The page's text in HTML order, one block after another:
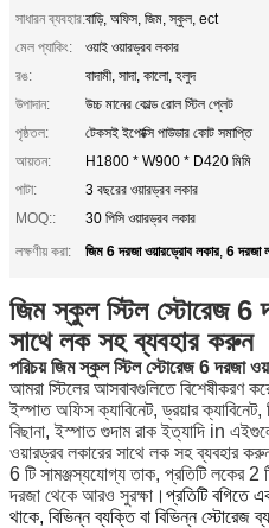
সাধারন ব্যবহার:বাড়ি, অফিস, জিম, স্কুল, ect
মেল প্যাকিং:
ওয়াই ওয়ারড্রব লকার
রঙ:
বাদামী, সাদা, কালো, হলুদ
উপাদান:
উচ্চ মানের কোল্ড রোল স্টিল প্লেট
পৃষ্ঠতল:
টেকসই ইপোক্সি পাউডার কোট সমাপ্তি
আয়তন:
H1800 * W900 * D420 মিমি
পাটা:
3 বছরের ওয়ারড্রব লকার
MOQ::
30 পিসি ওয়ারড্রব লকার
লক্ষণীয় করা:
জিম 6 দরজা ওয়ারড্রোব লকার, 6 দরজা
জিম স্কুল স্টিল স্টোরেজ 6
সাথে লক সহ ব্যবহার করুন
পরিচয়জিম স্কুল স্টিল স্টোরেজ 6 দরজা
আমরা স্টিলের আসবাবগুলিতে বিশেষীকরণ
ইস্পাত অফিস ক্যাবিনেট, ড্রয়ার
বিছানা, ইস্পাত গুদাম রাক ইত্যাদি in
ওয়ারড্রব লকারের সাথে লক সহ ব্যবহার
6 টি সামঞ্জস্যযোগ্য তাক, প্রতিটি লকের 2
দরজা থেকে আরও সুরক্ষা। প্রতিটি বগিতে
থাকে, বিভিন্ন ব্যক্তি বা বিভিন্ন স্টোরেজ